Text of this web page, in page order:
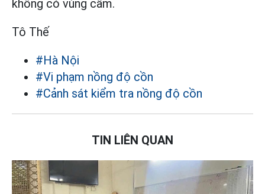
không có vùng cấm.
Tô Thế
#Hà Nội
#Vi phạm nồng độ cồn
#Cảnh sát kiểm tra nồng độ cồn
TIN LIÊN QUAN